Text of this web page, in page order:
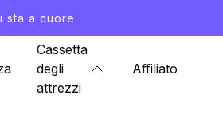
sta a cuore
Cassetta
degli
attrezzi
Affiliato